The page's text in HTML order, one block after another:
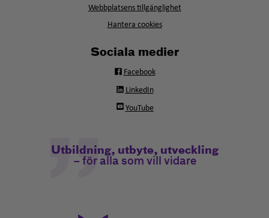
fönster
Webbplatsens tillgänglighet
Hantera cookies
Sociala medier
Facebook
LinkedIn
YouTube
Utbildning, utbyte, utveckling
– för alla som vill vidare